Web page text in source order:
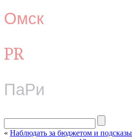
Омск
PR
ПаРи
« Наблюдать за бюджетом и